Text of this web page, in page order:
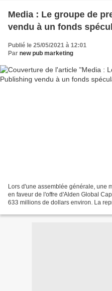
Media : Le groupe de
vendu à un fonds
Publié le 25/05/2021 à 12:01
Par new pub marketing
Lors d'une assemblée générale, une
en faveur de l'offre d'Alden Global
633 millions de dollars environ. La